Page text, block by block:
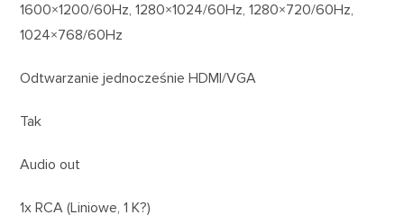
1600×1200/60Hz, 1280×1024/60Hz, 1280×720/60Hz,
1024×768/60Hz
Odtwarzanie jednocześnie HDMI/VGA
Tak
Audio out
1x RCA (Liniowe, 1 K?)